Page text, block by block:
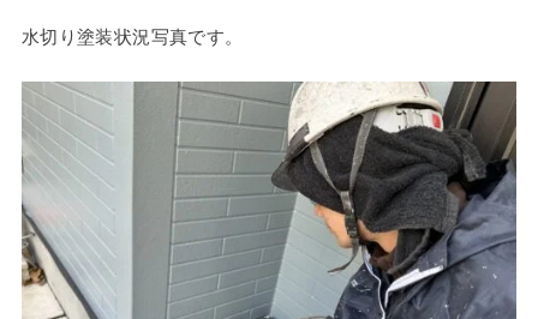
水切り塗装状況写真です。